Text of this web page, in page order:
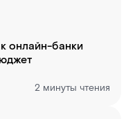
онлайн-банки
2 минуты чтения